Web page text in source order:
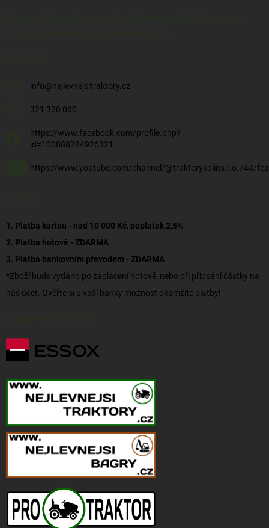
info@nejlevnejsitraktory.cz
321 320 060
https://www.facebook.com/profile.php?
id=100088784926321
https://www.youtube.com/channel/@traktorykolins.r.o.744/
1. Platba kartou - nad 10 000 Kč, poplatek 2,5%
2. Platba hotově - ZDARMA
3. Platba bankovním převodem - ZDARMA
*Zboží bude vydáno po zaplacení hotově, nebo při připsání částky na
náš účet. Ověřte si u vaší banky možnost okamžité platby!